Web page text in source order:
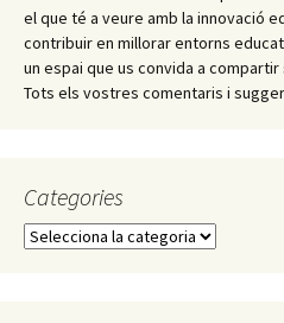
el que té a veure amb la innovació
contribuir en millorar entorns
un espai que us convida a
Tots els vostres comentaris i
Categories
C